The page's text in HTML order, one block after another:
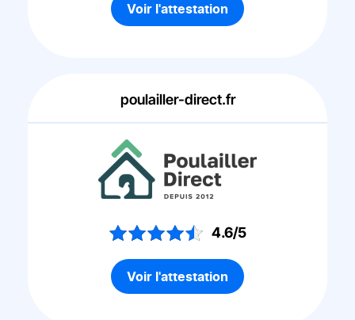
Voir l'attestation
poulailler-direct.fr
4.6/5
Voir l'attestation